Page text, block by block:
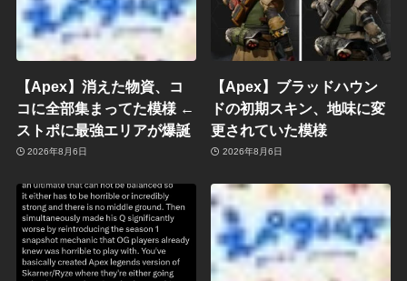
【Apex】消えた物資、コ
コに全部集まってた模様 ←
ストポに最強エリアが爆誕
2026年8月6日
【Apex】ブラッドハウン
ドの初期スキン、地味に変
更されていた模様
2026年8月6日